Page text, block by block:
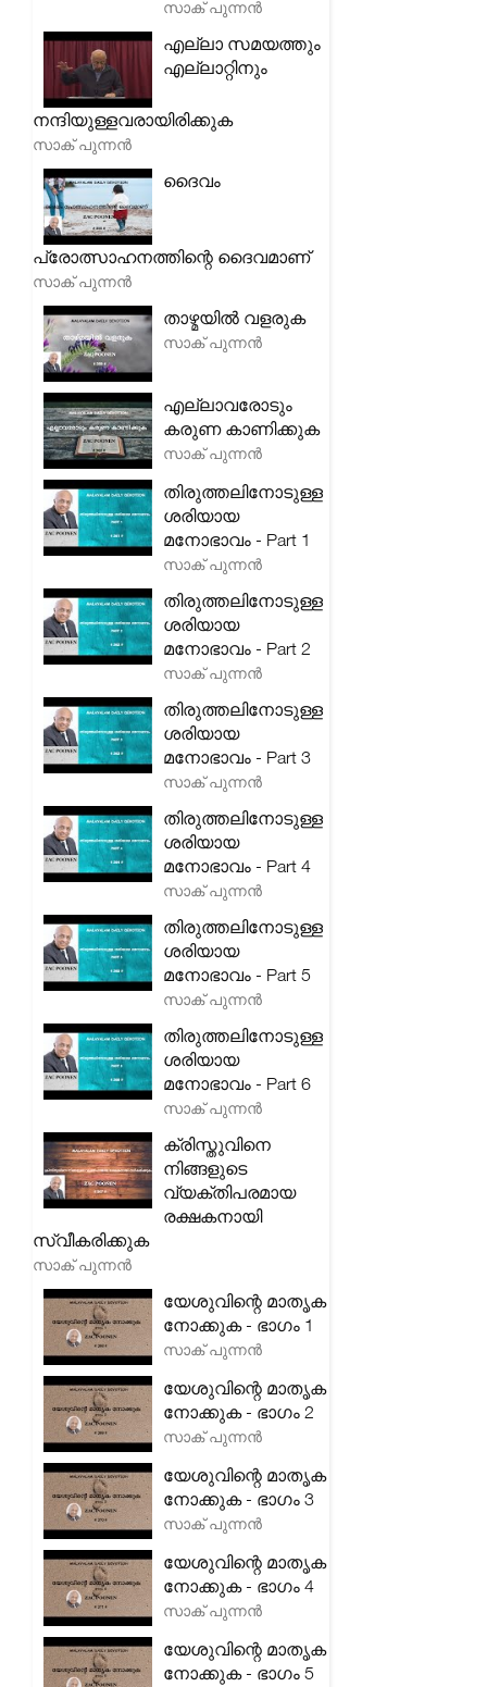
സാക് പുന്നൻ
എല്ലാ സമയത്തും
എല്ലാറ്റിനും
നന്ദിയുള്ളവരായിരിക്കുക
സാക് പുന്നൻ
ദൈവം
പ്രോത്സാഹനത്തിന്റെ ദൈവമാണ്
സാക് പുന്നൻ
താഴ്മയിൽ വളരുക
സാക് പുന്നൻ
എല്ലാവരോടും
കരുണ കാണിക്കുക
സാക് പുന്നൻ
തിരുത്തലിനോടുള്ള
ശരിയായ
മനോഭാവം - Part 1
സാക് പുന്നൻ
തിരുത്തലിനോടുള്ള
ശരിയായ
മനോഭാവം - Part 2
സാക് പുന്നൻ
തിരുത്തലിനോടുള്ള
ശരിയായ
മനോഭാവം - Part 3
സാക് പുന്നൻ
തിരുത്തലിനോടുള്ള
ശരിയായ
മനോഭാവം - Part 4
സാക് പുന്നൻ
തിരുത്തലിനോടുള്ള
ശരിയായ
മനോഭാവം - Part 5
സാക് പുന്നൻ
തിരുത്തലിനോടുള്ള
ശരിയായ
മനോഭാവം - Part 6
സാക് പുന്നൻ
ക്രിസ്തുവിനെ
നിങ്ങളുടെ
വ്യക്തിപരമായ
രക്ഷകനായി
സ്വീകരിക്കുക
സാക് പുന്നൻ
യേശുവിന്റെ മാതൃക
നോക്കുക - ഭാഗം 1
സാക് പുന്നൻ
യേശുവിന്റെ മാതൃക
നോക്കുക - ഭാഗം 2
സാക് പുന്നൻ
യേശുവിന്റെ മാതൃക
നോക്കുക - ഭാഗം 3
സാക് പുന്നൻ
യേശുവിന്റെ മാതൃക
നോക്കുക - ഭാഗം 4
സാക് പുന്നൻ
യേശുവിന്റെ മാതൃക
നോക്കുക - ഭാഗം 5